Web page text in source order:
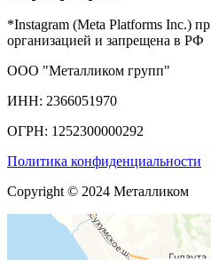
*Instagram (Meta Platforms Inc.)
организацией и запрещена в РФ
ООО "Металликом групп"
ИНН: 2366051970
ОГРН: 1252300000292
Политика конфиденциальности
Copyright © 2024 Металликом